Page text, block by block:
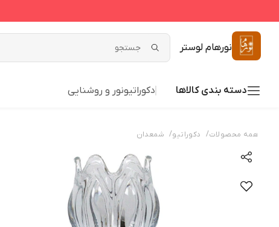
نورهام لوستر
دسته بندی کالاها دکوراتیونور و روشنایی
همه محصولات/ دکوراتیو/ شمعدان